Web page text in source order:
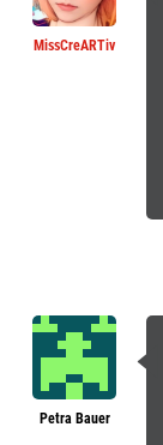
MissCreARTiv
Petra Bauer